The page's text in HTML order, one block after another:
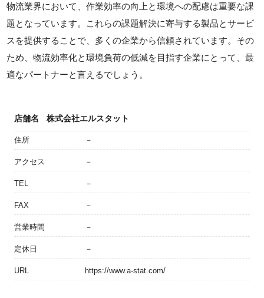
物流業界において、作業効率の向上と環境への配慮は重要な課
題となっています。これらの課題解決に寄与する製品とサービ
スを提供することで、多くの企業から信頼されています。その
ため、物流効率化と環境負荷の低減を目指す企業にとって、最
適なパートナーと言えるでしょう。
店舗名 株式会社エルスタット
住所 －
アクセス －
TEL －
FAX －
営業時間 －
定休日 －
URL https://www.a-stat.com/